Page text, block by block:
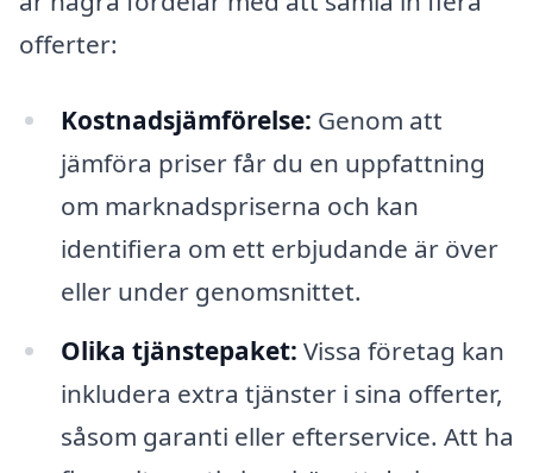
offerter:
Kostnadsjämförelse: Genom att
jämföra priser får du en uppfattning
om marknadspriserna och kan
identifiera om ett erbjudande är över
eller under genomsnittet.
Olika tjänstepaket: Vissa företag kan
inkludera extra tjänster i sina offerter,
såsom garanti eller efterservice. Att ha